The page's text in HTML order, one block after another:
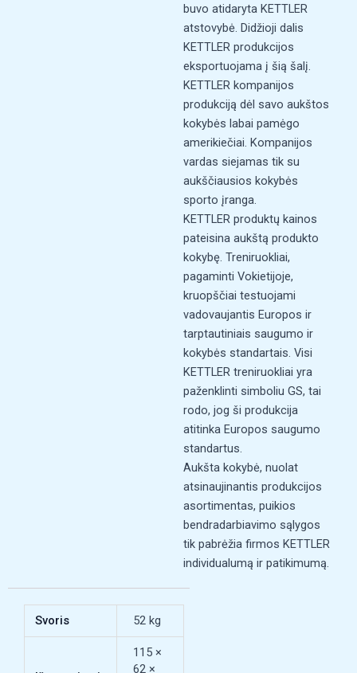
buvo atidaryta KETTLER
atstovybė. Didžioji dalis
KETTLER produkcijos
eksportuojama į šią šalį.
KETTLER kompanijos
produkciją dėl savo aukštos
kokybės labai pamėgo
amerikiečiai. Kompanijos
vardas siejamas tik su
aukščiausios kokybės
sporto įranga.
KETTLER produktų kainos
pateisina aukštą produkto
kokybę. Treniruokliai,
pagaminti Vokietijoje,
kruopščiai testuojami
vadovaujantis Europos ir
tarptautiniais saugumo ir
kokybės standartais. Visi
KETTLER treniruokliai yra
paženklinti simboliu GS, tai
rodo, jog ši produkcija
atitinka Europos saugumo
standartus.
Aukšta kokybė, nuolat
atsinaujinantis produkcijos
asortimentas, puikios
bendradarbiavimo sąlygos
tik pabrėžia firmos KETTLER
individualumą ir patikimumą.
Svoris 52 kg
115 ×
62 ×